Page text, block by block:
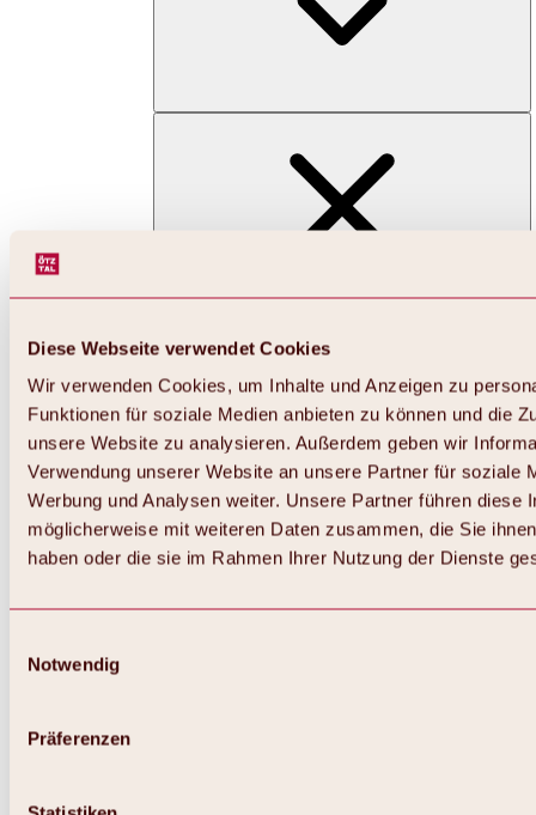
Diese Webseite verwendet Cookies
Wir verwenden Cookies, um Inhalte und Anzeigen zu
Funktionen für soziale Medien anbieten zu können und die
unsere Website zu analysieren. Außerdem geben wir
Verwendung unserer Website an unsere Partner für soziale
Werbung und Analysen weiter. Unsere Partner führen diese
möglicherweise mit weiteren Daten zusammen, die Sie
haben oder die sie im Rahmen Ihrer Nutzung der Dienste
Notwendig
Präferenzen